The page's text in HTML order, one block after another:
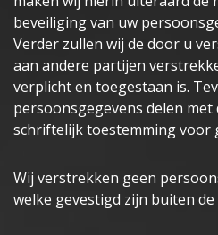
beveiliging van uw
Verder zullen wij de door u
aan andere partijen
verplicht en toegestaan is.
persoonsgegevens delen
schriftelijk toestemming voor
Wij verstrekken geen
welke gevestigd zijn buiten de